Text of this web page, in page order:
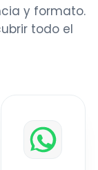
y formato.
todo el